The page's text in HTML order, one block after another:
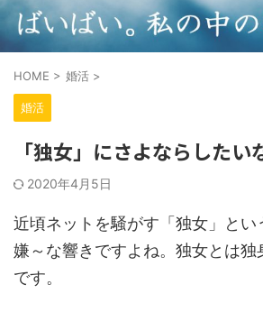
HOME > 婚活 >
婚活
「独女」にさよならしたい
2020年4月5日
近頃ネットを騒がす「独女」とい
嫌～な響きですよね。独女とは独
です。